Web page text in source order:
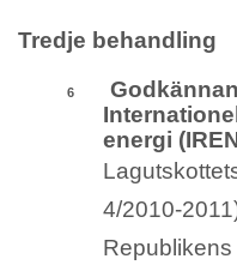
Tredje behandling
6
energi
4/2010-